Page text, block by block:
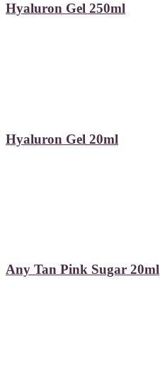
Hyaluron Gel 250ml
Hyaluron Gel 20ml
Any Tan Pink Sugar 20ml